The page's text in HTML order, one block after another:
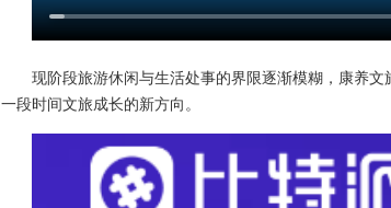
现阶段旅游休闲与生活处事的界限逐渐模糊，康养
一段时间文旅成长的新方向。